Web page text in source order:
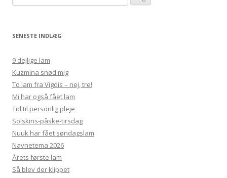
efter:
SENESTE INDLÆG
9 dejlige lam
Kuzmina snød mig
To lam fra Vigdis – nej, tre!
Mi har også fået lam
Tid til personlig pleje
Solskins-påske-tirsdag
Nuuk har fået søndagslam
Navnetema 2026
Årets første lam
Så blev der klippet